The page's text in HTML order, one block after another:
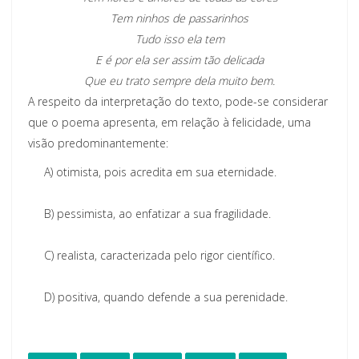
Tem ninhos de passarinhos
Tudo isso ela tem
E é por ela ser assim tão delicada
Que eu trato sempre dela muito bem.
A respeito da interpretação do texto, pode-se considerar
que o poema apresenta, em relação à felicidade, uma
visão predominantemente:
A) otimista, pois acredita em sua eternidade.
B) pessimista, ao enfatizar a sua fragilidade.
C) realista, caracterizada pelo rigor científico.
D) positiva, quando defende a sua perenidade.